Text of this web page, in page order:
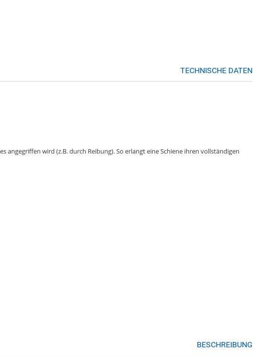
TECHNISCHE DATEN
angegriffen wird (z.B. durch Reibung). So erlangt eine Schiene ihren vollständigen
BESCHREIBUNG